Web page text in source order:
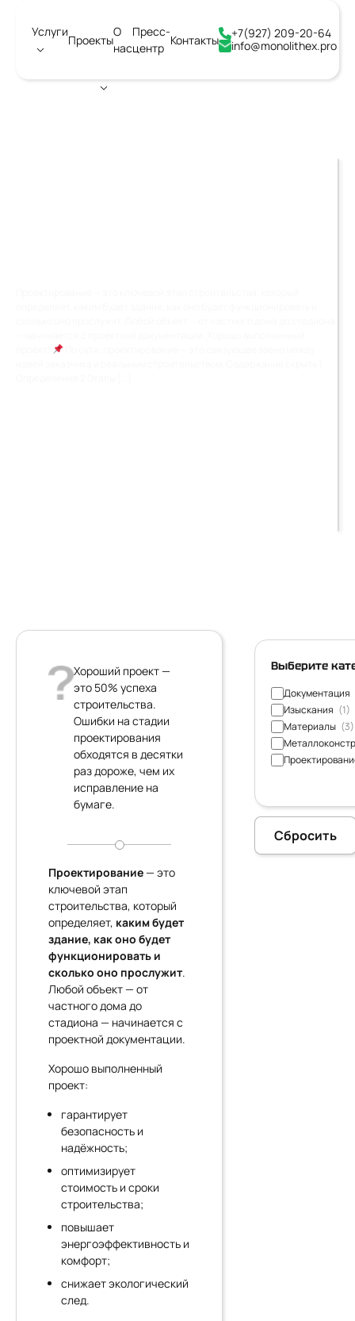
Услуги
Проекты
О
нас
Пресс-
центр
Контакты
+7(927) 209-20-64
info@monolithex.pro
Хороший проект —
это 50% успеха
строительства.
Ошибки на стадии
проектирования
обходятся в десятки
раз дороже, чем их
исправление на
бумаге.
Проектирование— это
ключевой этап
строительства, который
определяет, каким будет
здание, как оно будет
функционировать и
сколько оно прослужит.
Любой объект — от
частного дома до
стадиона — начинается с
проектной документации.
Хорошо выполненный
проект:
гарантирует
безопасность и
надёжность;
оптимизирует
стоимость и сроки
строительства;
повышает
энергоэффективность и
комфорт;
снижает экологический
след.
Выберите
Документация
Изыскания (1)
Материалы (3)
Сбросить